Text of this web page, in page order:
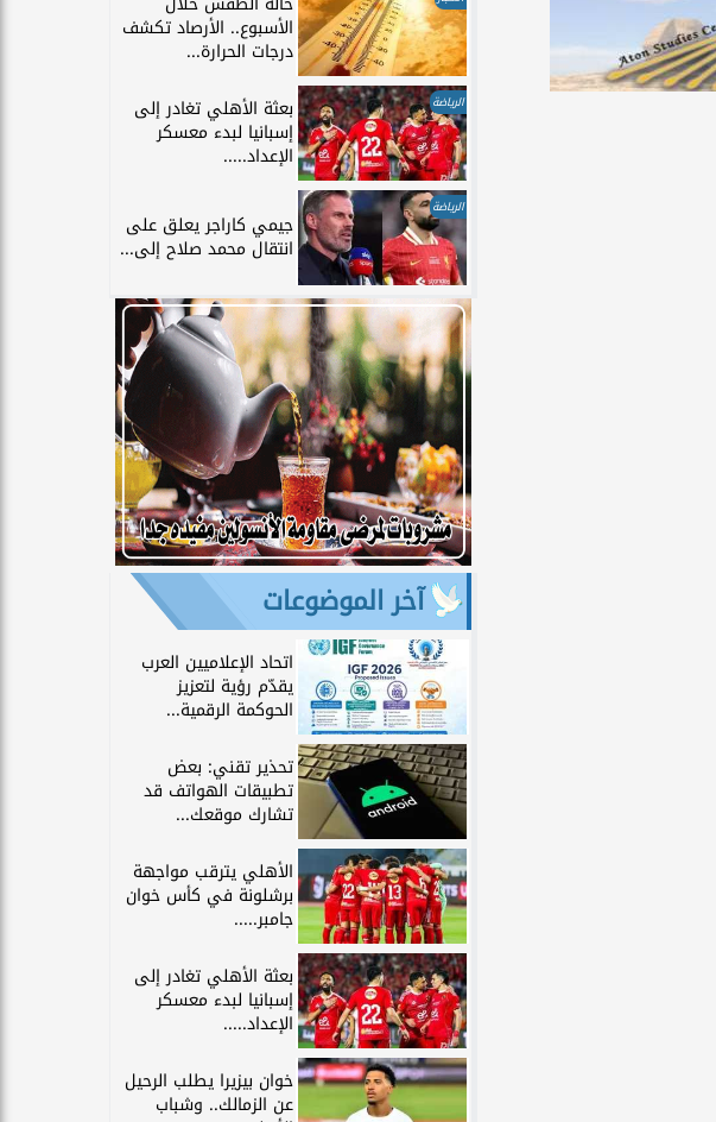
الأسبوع.. الأرصاد تكشف
درجات الحرارة...
الرياضة بعثة الأهلي تغادر إلى
إسبانيا لبدء معسكر
الإعداد.....
الرياضة
جيمي كاراجر يعلق على
انتقال محمد صلاح إلى...
آخر الموضوعات
اتحاد الإعلاميين العرب
يقدّم رؤية لتعزيز
الحوكمة الرقمية...
تحذير تقني: بعض
تطبيقات الهواتف قد
تشارك موقعك...
الأهلي يترقب مواجهة
برشلونة في كأس خوان
جامبر.....
بعثة الأهلي تغادر إلى
إسبانيا لبدء معسكر
الإعداد.....
خوان بيزيرا يطلب الرحيل
عن الزمالك.. وشباب